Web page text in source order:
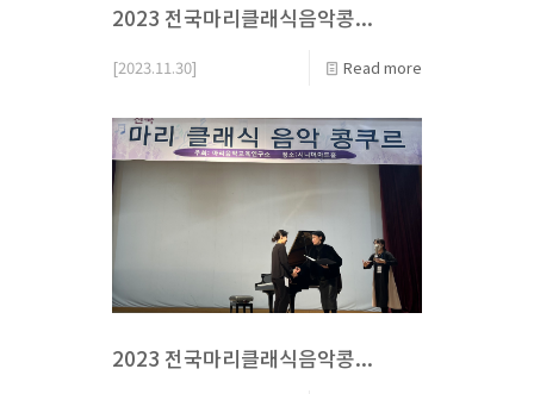
2023 전국마리클래식음악콩...
[2023.11.30] Read more
2023 전국마리클래식음악콩...